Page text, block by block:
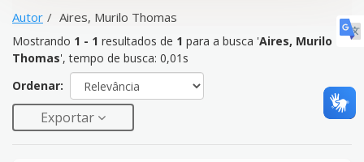
Autor Aires, Murilo Thomas
Mostrando 1 - 1 resultados de 1 para a busca 'Aires, Murilo
Thomas', tempo de busca: 0,01s
Ordenar:
Exportar